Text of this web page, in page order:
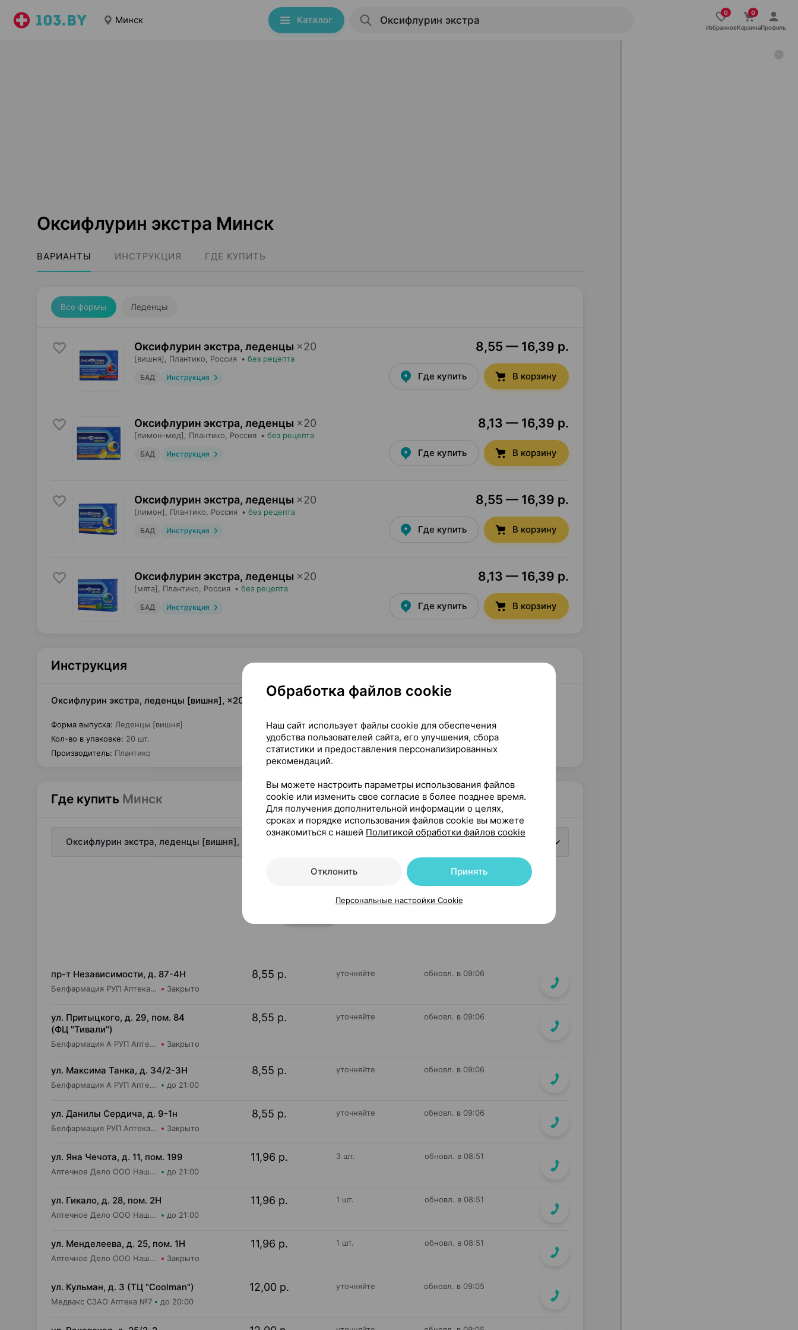
Минск Каталог
ИзбранноеКорзинаПрофиль
Оксифлурин экстра Минск
ВАРИАНТЫ ИНСТРУКЦИЯ ГДЕ КУПИТЬ
Все формы Леденцы
Оксифлурин экстра, леденцы ×20
[вишня], Плантико , Россия • без рецепта
БАД Инструкция
8,55 — 16,39 р.
Где купить В корзину
Оксифлурин экстра, леденцы ×20
[лимон-мед], Плантико , Россия • без рецепта
БАД Инструкция
8,13 — 16,39 р.
Где купить В корзину
Оксифлурин экстра, леденцы ×20
[лимон], Плантико , Россия • без рецепта
БАД Инструкция
8,55 — 16,39 р.
Где купить В корзину
Оксифлурин экстра, леденцы ×20
[мята], Плантико , Россия • без рецепта
БАД Инструкция
8,13 — 16,39 р.
Где купить В корзину
Инструкция
Оксифлурин экстра, леденцы [вишня], ×20, Плантико Россия
Форма выпуска: Леденцы [вишня]
Кол-во в упаковке: 20 шт.
Производитель: Плантико
Где купить Минск
Оксифлурин экстра, леденцы [вишня], ×20, Плантико Россия
48
пр-т Независимости, д. 87-4Н
Белфармация РУП Аптека №32 (дежурная) Закрыто
8,55 р. уточняйте обновл. в 09:06
ул. Притыцкого, д. 29, пом. 84
(ФЦ "Тивали")
Белфармация А РУП Аптека №62 Закрыто
8,55 р. уточняйте обновл. в 09:06
ул. Максима Танка, д. 34/2-3Н
Белфармация А РУП Аптека №18 до 21:00
8,55 р. уточняйте обновл. в 09:06
ул. Данилы Сердича, д. 9-1н
Белфармация РУП Аптека №48 Закрыто
8,55 р. уточняйте обновл. в 09:06
ул. Яна Чечота, д. 11, пом. 199
Аптечное Дело ООО Наша Аптека №1 до 21:00
11,96 р. 3 шт. обновл. в 08:51
ул. Гикало, д. 28, пом. 2Н
Аптечное Дело ООО Наша Аптека №9 до 21:00
11,96 р. 1 шт. обновл. в 08:51
ул. Менделеева, д. 25, пом. 1Н
Аптечное Дело ООО Наша Аптека №8 Закрыто
11,96 р. 1 шт. обновл. в 08:51
ул. Кульман, д. 3 (ТЦ "Coolman")
Медвакс СЗАО Аптека №7 до 20:00
12,00 р. уточняйте обновл. в 09:05
Обработка файлов cookie
Наш сайт использует файлы cookie для обеспечения
удобства пользователей сайта, его улучшения, сбора
статистики и предоставления персонализированных
рекомендаций.
Вы можете настроить параметры использования файлов
cookie или изменить свое согласие в более позднее время.
Для получения дополнительной информации о целях,
сроках и порядке использования файлов cookie вы можете
ознакомиться с нашей Политикой обработки файлов cookie
Отклонить Принять
Персональные настройки Cookie